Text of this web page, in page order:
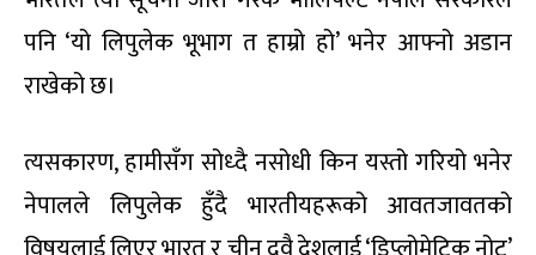
पनि ‘यो लिपुलेक भूभाग त हाम्रो हो’ भनेर आफ्नो अडान
राखेको छ।
त्यसकारण, हामीसँग सोध्दै नसोधी किन यस्तो गरियो भनेर
नेपालले लिपुलेक हुँदै भारतीयहरूको आवतजावतको